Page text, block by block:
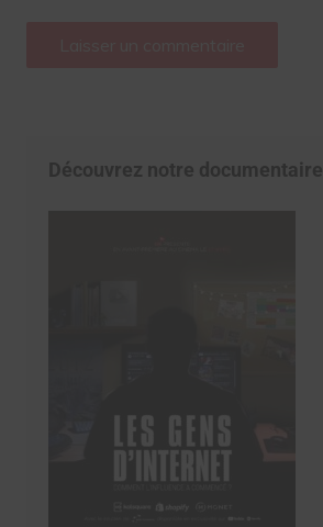
Découvrez notre documentaire